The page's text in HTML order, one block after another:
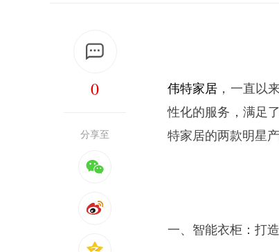
0
分享至
伟特家居 ，一直以
性化的服务，满足
特家居的两款明星
一、智能衣柜：打